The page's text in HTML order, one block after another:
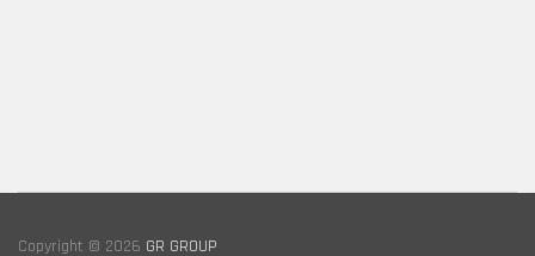
Copyright © 2026 GR GROUP